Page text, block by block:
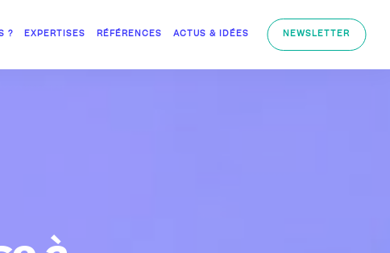
? EXPERTISES RÉFÉRENCES ACTUS & IDÉES NEWSLETTER